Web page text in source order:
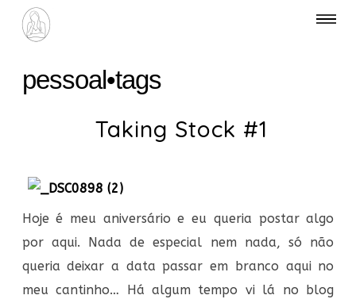
pessoal•tags
Taking Stock #1
Hoje é meu aniversário e eu queria postar algo
por aqui. Nada de especial nem nada, só não
queria deixar a data passar em branco aqui no
meu cantinho… Há algum tempo vi lá no blog